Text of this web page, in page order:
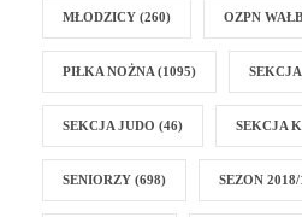
MŁODZICY (260) OZPN
PIŁKA NOŻNA (1095) SEKCJA
SEKCJA JUDO (46) SEKCJA
SENIORZY (698) SEZON 2018/